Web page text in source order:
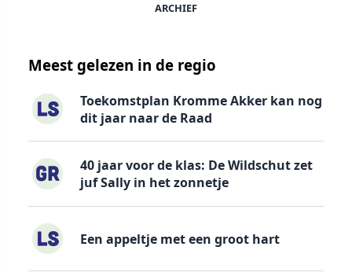
ARCHIEF
Meest gelezen in de regio
Toekomstplan Kromme Akker kan nog
dit jaar naar de Raad
40 jaar voor de klas: De Wildschut zet
juf Sally in het zonnetje
Een appeltje met een groot hart